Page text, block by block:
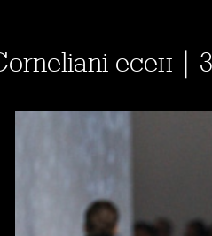
Corneliani есен |